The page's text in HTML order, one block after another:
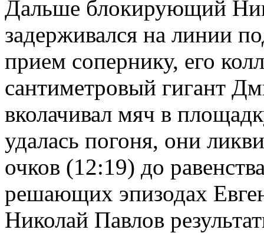
Дальше блокирующий
задерживался на линии
прием сопернику, его
сантиметровый гигант
вколачивал мяч в
удалась погоня, они
очков (12:19) до
решающих эпизодах
Николай Павлов